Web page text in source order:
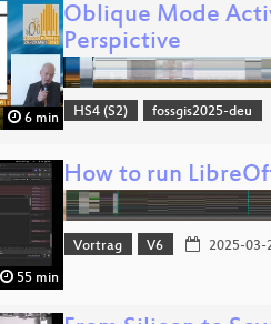
6 min
Oblique Mode
Perspictive
HS4 (S2) fossgis2025-deu
55 min
How to run
Vortrag V6 2025-03-